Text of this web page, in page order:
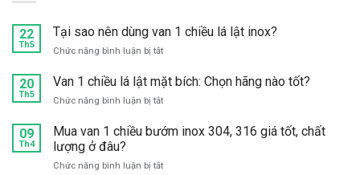
22
Th5
Tại sao nên dùng van 1 chiều lá lật inox?
Chức năng bình luận bị tắtở
sao
nên
dùng
1
20
Th5
Van 1 chiều lá lật mặt bích: Chọn hãng nào tốt?
Chức năng bình luận bị tắtở
1
lật
09
Th4
Mua van 1 chiều bướm inox 304, 316 giá tốt, chất
lượng ở đâu?
Chức năng bình luận bị tắtở